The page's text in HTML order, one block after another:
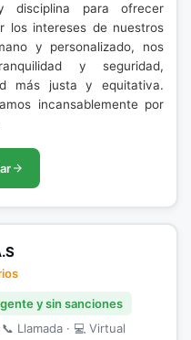
disciplina para ofrecer
los intereses de nuestros
y personalizado, nos
y seguridad,
más justa y equitativa.
incansablemente por
y sin sanciones
Llamada · 💻 Virtual